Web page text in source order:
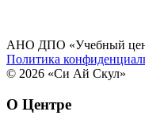
АНО ДПО «Учебный
Политика
© 2026 «Си Ай Скул»
О Центре